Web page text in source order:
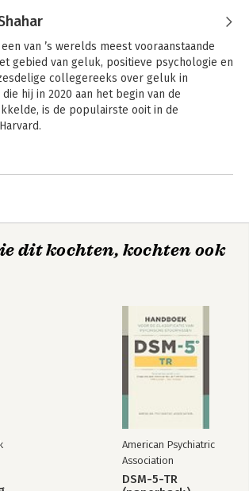
van ’s werelds meest vooraanstaande
gebied van geluk, positieve psychologie en
collegereeks over geluk in
hij in 2020 aan het begin van de
is de populairste ooit in de
dit kochten, kochten ook
American Psychiatric
Association
DSM-5-TR